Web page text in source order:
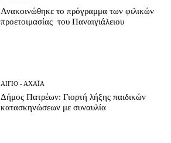
Ανακοινώθηκε το πρόγραμμα των φιλικών
προετοιμασίας του Παναιγιάλειου
ΑΊΓΙΟ - ΑΧΑΪ́Α
Δήμος Πατρέων: Γιορτή λήξης παιδικών
κατασκηνώσεων με συναυλία